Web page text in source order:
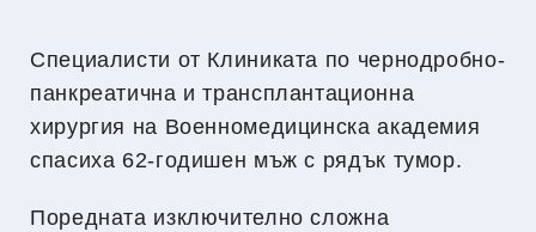
Специалисти от Клиниката по чернодробно-
панкреатична и трансплантационна
хирургия на Военномедицинска академия
спасиха 62-годишен мъж с рядък тумор.
Поредната изключително сложна